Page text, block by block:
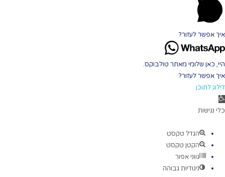
איך אפשר לעזור?
היי, כאן שלומי מאתר טולבוקס.
איך אפשר לעזור?
דילוג לתוכן
פתח
סרגל
כלי נגישות
הגדל טקסט
הקטן טקסט
גווני אפור
ניגודיות גבוהה